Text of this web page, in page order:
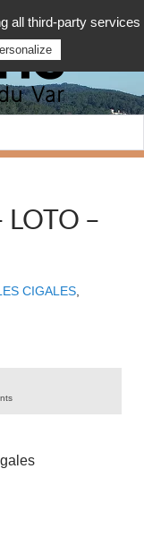
LOTO –
CIGALES,
all third-party services